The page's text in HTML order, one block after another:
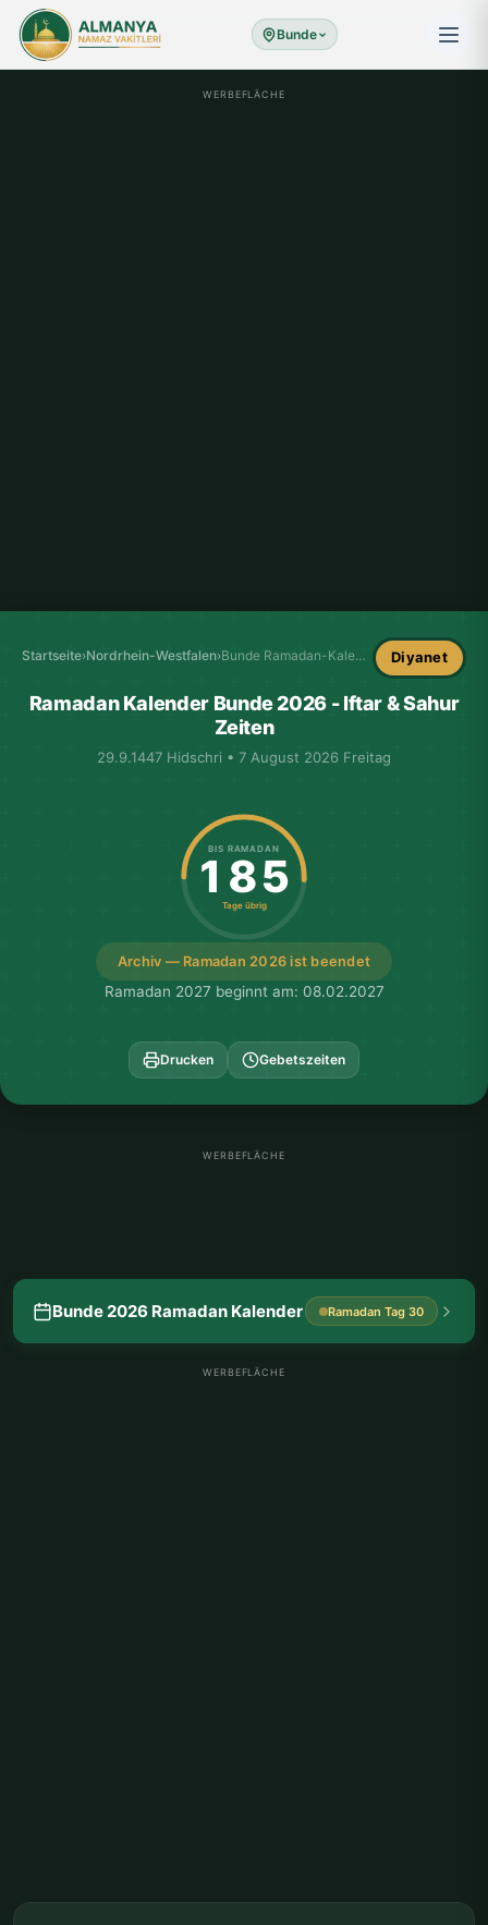
Bunde
WERBEFLÄCHE
Startseite›Nordrhein-Westfalen› Bunde Ramadan-Kalender Diyanet
Ramadan Kalender Bunde 2026 - Iftar & Sahur
Zeiten
29.9.1447 Hidschri • 7 August 2026 Freitag
Archiv — Ramadan 2026 ist beendet
BIS RAMADAN
185
Tage übrig
Ramadan 2027 beginnt am: 08.02.2027
Drucken Gebetszeiten
WERBEFLÄCHE
Bunde 2026 Ramadan Kalender Ramadan Tag 30
WERBEFLÄCHE